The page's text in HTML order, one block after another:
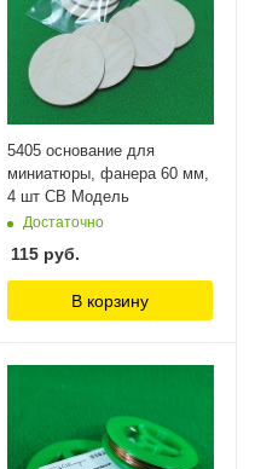
5405 основание для
миниатюры, фанера 60 мм,
4 шт СВ Модель
Достаточно
115 руб.
В корзину